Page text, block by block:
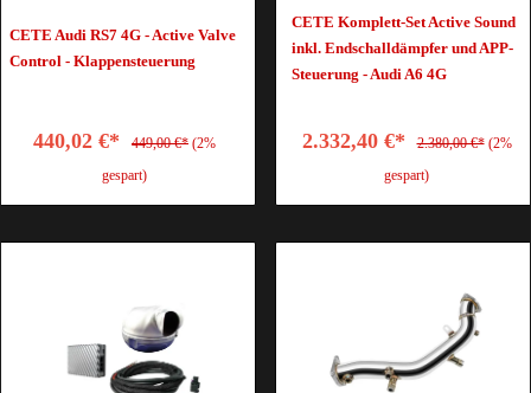
CETE Audi RS7 4G - Active Valve
Control - Klappensteuerung
440,02 €* 449,00 €* (2%
gespart)
CETE Komplett-Set Active Sound
inkl. Endschalldämpfer und APP-
Steuerung - Audi A6 4G
2.332,40 €* 2.380,00 €* (2%
gespart)